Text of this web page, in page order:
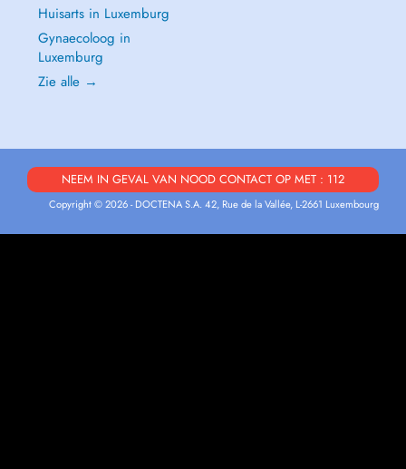
Huisarts in Luxemburg
Gynaecoloog in
Luxemburg
Zie alle →
NEEM IN GEVAL VAN NOOD CONTACT OP MET : 112
Copyright © 2026 - DOCTENA S.A. 42, Rue de la Vallée, L-2661 Luxembourg